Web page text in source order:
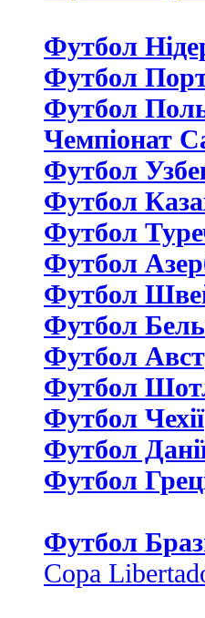
Футбол
Футбол
Футбол
Чемпіонат
Футбол
Футбол
Футбол
Футбол
Футбол
Футбол
Футбол
Футбол
Футбол Чехії
Футбол
Футбол
Футбол
Copa